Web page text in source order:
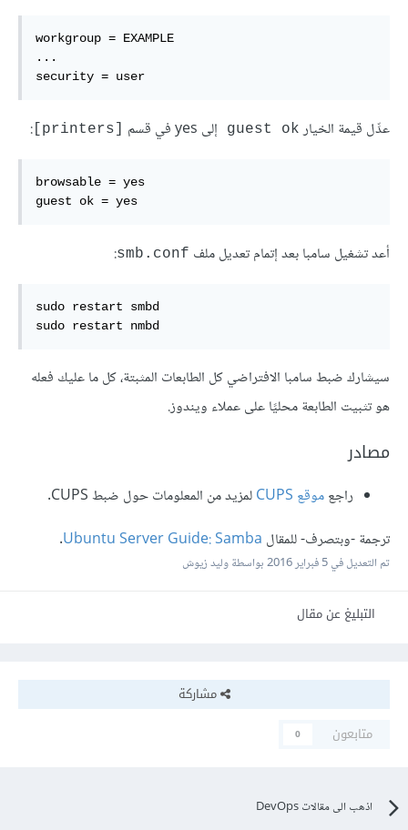
workgroup = EXAMPLE
...
security = user
عدِّل قيمة الخيار guest ok إلى yes في قسم :
browsable = yes
guest ok = yes
أعد تشغيل سامبا بعد إتمام تعديل ملف smb.conf
:
sudo restart smbd
sudo restart nmbd
سيشارك ضبط سامبا الافتراضي كل الطابعات المثبتة، كل ما عليك فعله
هو تثبيت الطابعة محليًا على عملاء ويندوز.
مصادر
راجعموقع CUPSلمزيد من المعلومات حول ضبط CUPS.
ترجمة -وبتصرف- للمقال Ubuntu Server Guide: Samba
.
تم التعديل في5 فبراير 2016 بواسطة وليد زيوش
التبليغ عن مقال
مشاركة
متابعون
0
اذهب الى مقالات DevOps